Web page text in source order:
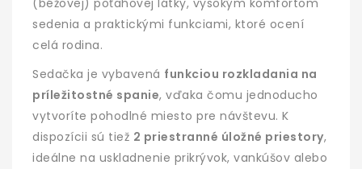
sedenia a praktickými funkciami, ktoré ocení
celá rodina.
Sedačka je vybavená funkciou rozkladania na
príležitostné spanie, vďaka čomu jednoducho
vytvoríte pohodlné miesto pre návštevu. K
dispozícii sú tiež 2 priestranné úložné priestory,
ideálne na uskladnenie prikrývok, vankúšov alebo